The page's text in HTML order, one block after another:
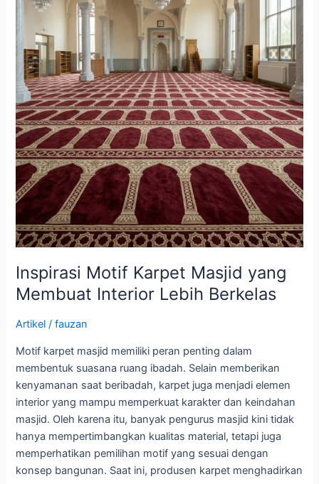
Inspirasi Motif Karpet Masjid yang
Membuat Interior Lebih Berkelas
Artikel /fauzan
Motif karpet masjid memiliki peran penting dalam
membentuk suasana ruang ibadah. Selain memberikan
kenyamanan saat beribadah, karpet juga menjadi elemen
interior yang mampu memperkuat karakter dan keindahan
masjid. Oleh karena itu, banyak pengurus masjid kini tidak
hanya mempertimbangkan kualitas material, tetapi juga
memperhatikan pemilihan motif yang sesuai dengan
konsep bangunan. Saat ini, produsen karpet menghadirkan
Berkelas